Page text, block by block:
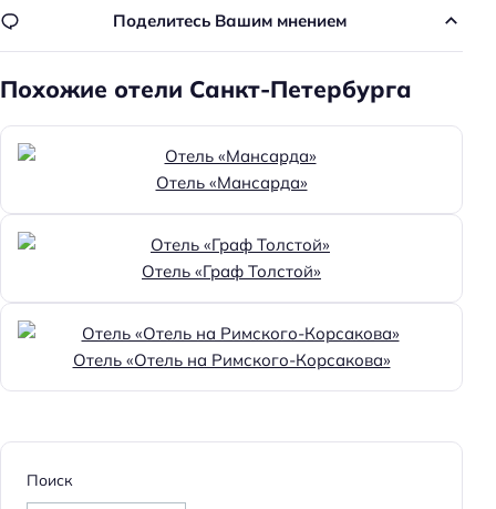
Номеров: 26
Аптека
Обязательный депозит
Размер депозита: 2000 ₽
Питание: без питания
Способ оплаты: банковским переводом
Парковка
Парковка
Главное
Поделитесь Вашим мнением
Похожие отели Санкт-Петербурга
Отель «Мансарда»
Отель «Граф Толстой»
Отель «Отель на Римского-Корсакова»
Поиск